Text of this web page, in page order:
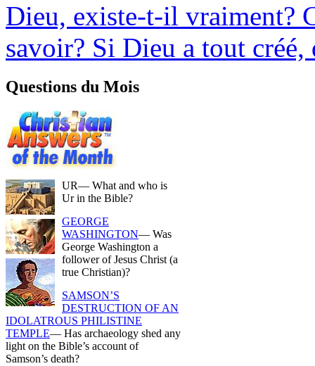
Dieu, existe-t-il vraiment?
savoir? Si Dieu a tout créé,
Questions du Mois
UR— What and who is
Ur in the Bible?
GEORGE
WASHINGTON— Was
George Washington a
follower of Jesus Christ (a
true Christian)?
SAMSON’S
DESTRUCTION OF AN
IDOLATROUS PHILISTINE
TEMPLE— Has archaeology shed any
light on the Bible’s account of
Samson’s death?